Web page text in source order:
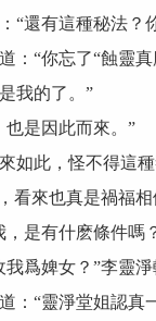
還有這種秘法？
“你忘了“蝕靈真
我的了。”
是因此而來。”
此，怪不得這種
看來也真是禍福相
有什麽條件嗎？
婢女？”李靈淨
“靈淨堂姐認真